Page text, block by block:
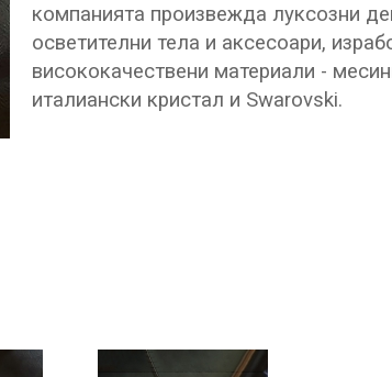
компанията произвежда луксозни
осветителни тела и аксесоари,
висококачествени материали -
италиански кристал и Swarovski.